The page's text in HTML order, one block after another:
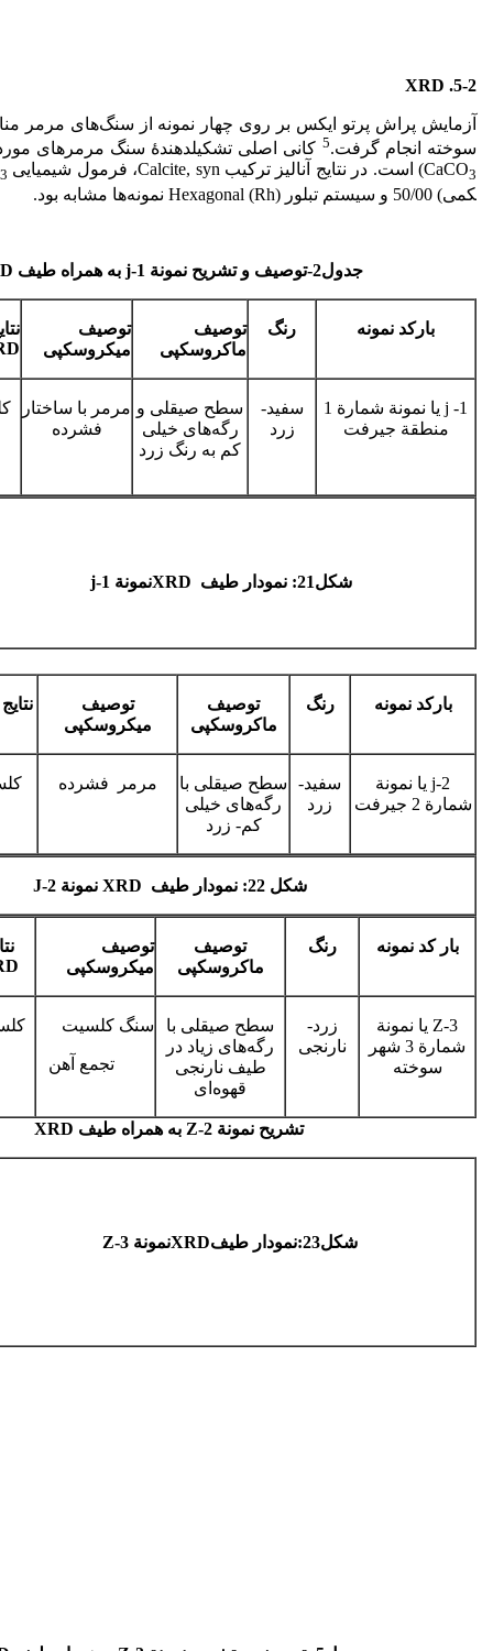
5-2.
XRD
آزمایش پراش پرتو ایکس بر روی چهار نمونه از سنگ‌های مرمر
سوخته انجام گرفت.5
CaCO3 ­) است. ­در نتایج آنالیز ترکیب Calcite, syn­،‌­ فرمول شیمیایی ­CaCO 3
کمی) 50/00­ و سیستم تبلور ­Hexagonal (Rh)­ نمونه‌ها مشابه بود.
جدول2-توصیف و تشریح نمونة j-1 به همراه طیف
بارکد نمونه رنگ
توصیف
ماکروسکپی
توصیف
میکروسکپی
1- j یا نمونة شمارة 1
منطقة جیرفت
سفید-
زرد
سطح صیقلی و
رگه‌های خیلی
کم به رنگ زرد
مرمر با ساختار
فشرده
شکل21 : نمودار طیف نمونة j-1
بارکد نمونه رنگ
توصیف
ماکروسکپی
توصیف
میکروسکپی
j-2 یا نمونة
شمارة 2 جیرفت
سفید-
زرد
سطح صیقلی با
رگه‌های خیلی
کم- زرد
مرمر فشرده
شکل 22: نمودار طیف XRD نمونة J-2
بار کد نمونه رنگ
توصیف
ماکروسکپی
توصیف
میکروسکپی
Z-3 یا نمونة
شمارة 3 شهر
سوخته
زرد-
نارنجی
سطح صیقلی با
رگه‌های زیاد در
طیف نارنجی
قهوه‌ای
سنگ کلسیت
تجمع آهن
تشریح نمونةZ-2 به همراه طیف XRD
شکل23 :نمودار طیفXRDنمونةZ-3